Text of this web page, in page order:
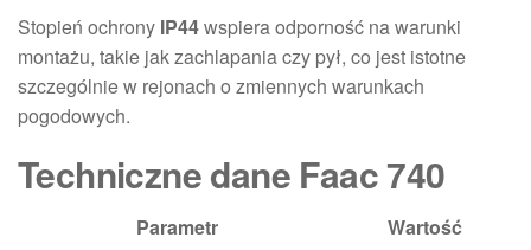
Stopień ochrony IP44wspiera odporność na warunki
montażu, takie jak zachlapania czy pył, co jest istotne
szczególnie w rejonach o zmiennych warunkach
pogodowych.
Techniczne dane Faac 740
Parametr
Wartość